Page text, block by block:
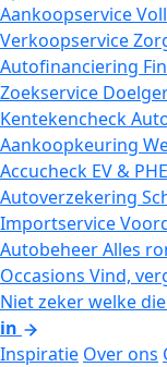
Aankoopservice
Verkoopservice
Autofinanciering
Zoekservice
Kentekencheck
Aankoopkeuring
Accucheck EV &
Autoverzekering
Importservice
AutobeheerAlles
Occasions Vind,
Niet zeker welke
in
Inspiratie Over ons